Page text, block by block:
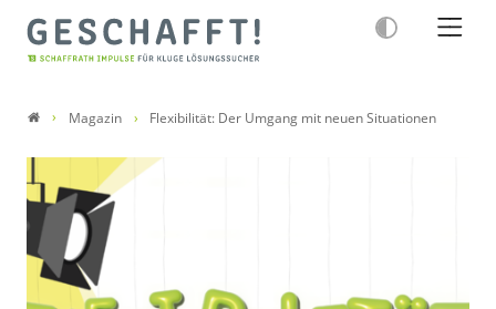
Magazin Flexibilität: Der Umgang mit neuen Situationen